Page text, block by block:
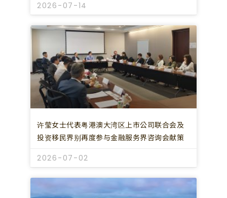
2026-07-14
许莹女士代表粤港澳大湾区上市公司联合会及
投资移民界别再度参与金融服务界咨询会献策
2026-07-02